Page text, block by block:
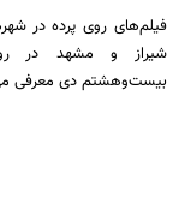
فیلم‌های روی پرده‌ در
شیراز و مشهد در
بیست‌وهشتم دی معرفی